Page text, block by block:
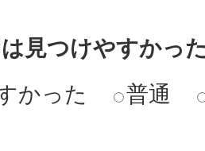
見つけやすかっ
かった
普通